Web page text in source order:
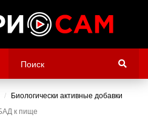
Биологически активные добавки
к пище